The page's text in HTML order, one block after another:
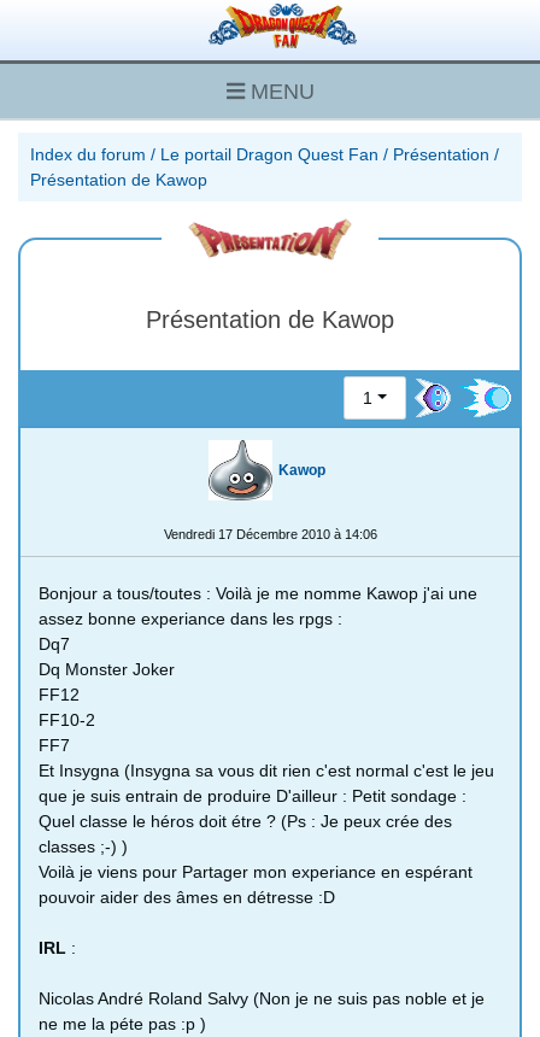
MENU
Index du forum / Le portail Dragon Quest Fan / Présentation /
Présentation de Kawop
Présentation de Kawop
1
Kawop
Vendredi 17 Décembre 2010 à 14:06
Bonjour a tous/toutes : Voilà je me nomme Kawop j'ai une
assez bonne experiance dans les rpgs :
Dq7
Dq Monster Joker
FF12
FF10-2
FF7
Et Insygna (Insygna sa vous dit rien c'est normal c'est le jeu
que je suis entrain de produire D'ailleur : Petit sondage :
Quel classe le héros doit étre ? (Ps : Je peux crée des
classes ;-) )
Voilà je viens pour Partager mon experiance en espérant
pouvoir aider des âmes en détresse :D
IRL :
Nicolas André Roland Salvy (Non je ne suis pas noble et je
ne me la péte pas :p )